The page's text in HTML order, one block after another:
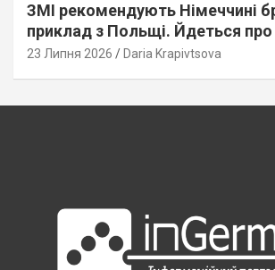
ЗМІ рекомендують Німеччині
приклад з Польщі. Йдеться про
до українців
23 Липня 2026 Daria Krapivtsova